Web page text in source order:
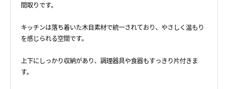
間取りです。
キッチンは落ち着いた木目素材で統一されており、やさしく温もり
を感じられる空間です。
上下にしっかり収納があり、調理器具や食器もすっきり片付きま
す。